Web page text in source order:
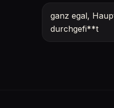
ganz egal,
durchgefi**t